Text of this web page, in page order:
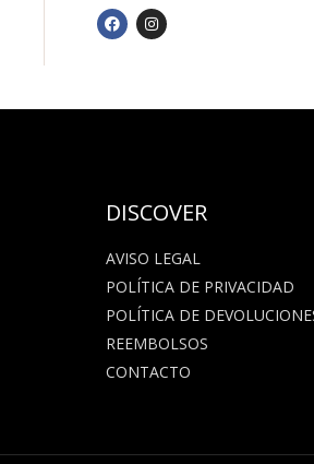
F
A
C
O
I
N
S
R
DISCOVER
AVISO LEGAL
POLÍTICA DE PRIVACIDAD
POLÍTICA DE
REEMBOLSOS
CONTACTO